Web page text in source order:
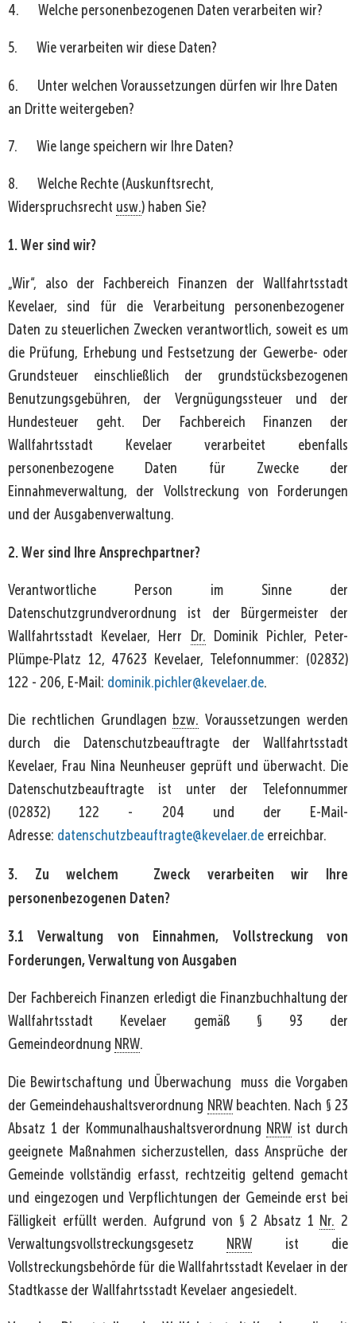
4. Welche personenbezogenen Daten verarbeiten wir?
5. Wie verarbeiten wir diese Daten?
6. Unter welchen Voraussetzungen dürfen wir Ihre Daten
an Dritte weitergeben?
7. Wie lange speichern wir Ihre Daten?
8. Welche Rechte (Auskunftsrecht,
Widerspruchsrecht usw.) haben Sie?
1. Wer sind wir?
„Wir“, also der Fachbereich Finanzen der Wallfahrtsstadt
Kevelaer, sind für die Verarbeitung personenbezogener
Daten zu steuerlichen Zwecken verantwortlich, soweit es um
die Prüfung, Erhebung und Festsetzung der Gewerbe- oder
Grundsteuer einschließlich der grundstücksbezogenen
Benutzungsgebühren, der Vergnügungssteuer und der
Hundesteuer geht. Der Fachbereich Finanzen der
Wallfahrtsstadt Kevelaer verarbeitet ebenfalls
personenbezogene Daten für Zwecke der
Einnahmeverwaltung, der Vollstreckung von Forderungen
und der Ausgabenverwaltung.
2. Wer sind Ihre Ansprechpartner?
Verantwortliche Person im Sinne der
Datenschutzgrundverordnung ist der Bürgermeister der
Wallfahrtsstadt Kevelaer, Herr
Dr. Dominik Pichler, Peter-
Plümpe-Platz 12, 47623 Kevelaer, Telefonnummer: (02832)
122 - 206, E-Mail: dominik.pichler@kevelaer.de.
Die rechtlichen Grundlagen bzw. Voraussetzungen werden
durch die Datenschutzbeauftragte der Wallfahrtsstadt
Kevelaer, Frau Nina Neunheuser geprüft und überwacht. Die
Datenschutzbeauftragte ist unter der Telefonnummer
(02832) 122 - 204 und der E-Mail-
Adresse: datenschutzbeauftragte@kevelaer.de erreichbar.
3. Zu welchem Zweck verarbeiten wir Ihre
personenbezogenen Daten?
3.1 Verwaltung von Einnahmen, Vollstreckung von
Forderungen, Verwaltung von Ausgaben
Der Fachbereich Finanzen erledigt die Finanzbuchhaltung der
Wallfahrtsstadt Kevelaer gemäß § 93 der
Gemeindeordnung NRW.
Die Bewirtschaftung und Überwachung muss die Vorgaben
der Gemeindehaushaltsverordnung NRWbeachten. Nach § 23
Absatz 1 der Kommunalhaushaltsverordnung NRW ist durch
geeignete Maßnahmen sicherzustellen, dass Ansprüche der
Gemeinde vollständig erfasst, rechtzeitig geltend gemacht
und eingezogen und Verpflichtungen der Gemeinde erst bei
Fälligkeit erfüllt werden. Aufgrund von § 2 Absatz 1 Nr. 2
Verwaltungsvollstreckungsgesetz NRW ist die
Vollstreckungsbehörde für die Wallfahrtsstadt Kevelaer in der
Stadtkasse der Wallfahrtsstadt Kevelaer angesiedelt.